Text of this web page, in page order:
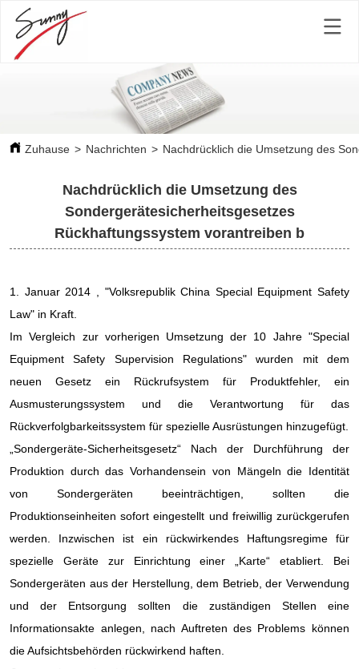
Zuhause > Nachrichten > Nachdrücklich die Umsetzung des
Nachdrücklich die Umsetzung des
Sondergerätesicherheitsgesetzes
Rückhaftungssystem vorantreiben b